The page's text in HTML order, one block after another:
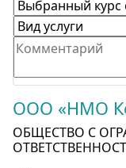
ООО «НМО
ОБЩЕСТВО С